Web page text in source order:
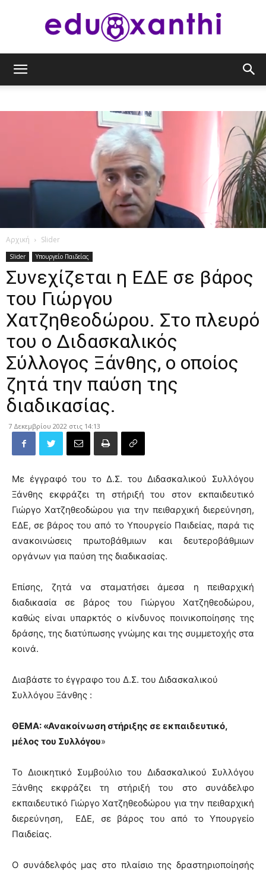
Αρχική Slider
Slider Υπουργείο Παιδείας
Συνεχίζεται η ΕΔΕ σε βάρος
του Γιώργου
Χατζηθεοδώρου. Στο πλευρό
του ο Διδασκαλικός
Σύλλογος Ξάνθης, ο οποίος
ζητά την παύση της
διαδικασίας.
7 Δεκεμβρίου 2022 στις 14:13
Με έγγραφό του το Δ.Σ. του Διδασκαλικού Συλλόγου
Ξάνθης εκφράζει τη στήριξή του στον εκπαιδευτικό
Γιώργο Χατζηθεοδώρου για την πειθαρχική διερεύνηση,
ΕΔΕ, σε βάρος του από το Υπουργείο Παιδείας, παρά τις
ανακοινώσεις πρωτοβάθμιων και δευτεροβάθμιων
οργάνων για παύση της διαδικασίας.
Επίσης, ζητά να σταματήσει άμεσα η πειθαρχική
διαδικασία σε βάρος του Γιώργου Χατζηθεοδώρου,
καθώς είναι υπαρκτός ο κίνδυνος ποινικοποίησης της
δράσης, της διατύπωσης γνώμης και της συμμετοχής στα
κοινά.
Διαβάστε το έγγραφο του Δ.Σ. του Διδασκαλικού
Συλλόγου Ξάνθης :
ΘΕΜΑ: «Ανακοίνωση στήριξης σε εκπαιδευτικό,
μέλος του Συλλόγου»
Το Διοικητικό Συμβούλιο του Διδασκαλικού Συλλόγου
Ξάνθης εκφράζει τη στήριξή του στο συνάδελφο
εκπαιδευτικό Γιώργο Χατζηθεοδώρου για την πειθαρχική
διερεύνηση, ΕΔΕ, σε βάρος του από το Υπουργείο
Παιδείας.
Ο συνάδελφός μας στο πλαίσιο της δραστηριοποίησής